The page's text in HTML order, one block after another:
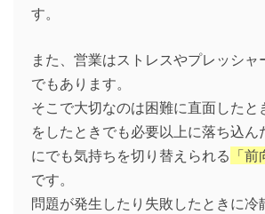
す。
また、営業はストレスやプレッシャ
でもあります。
そこで大切なのは困難に直面したと
をしたときでも必要以上に落ち込ん
にでも気持ちを切り替えられる 「前
です。
問題が発生したり失敗したときに冷